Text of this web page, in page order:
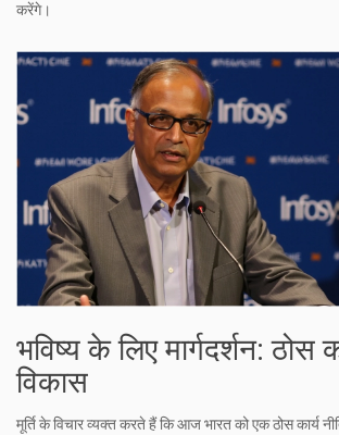
करेंगे।
भविष्य के लिए मार्गदर्शन: ठोस
विकास
मूर्ति के विचार व्यक्त करते हैं कि आज भारत को एक ठोस कार्य